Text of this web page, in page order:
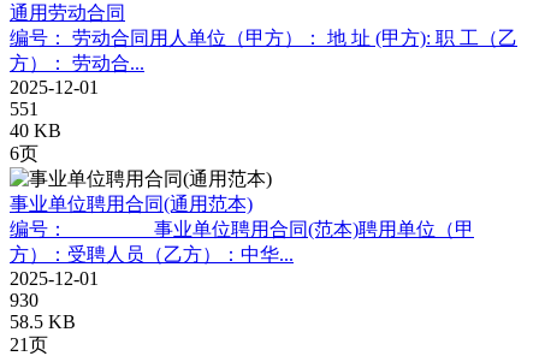
通用劳动合同
编号： 劳动合同用人单位（甲方）： 地 址 (甲方): 职 工（乙
方）： 劳动合...
2025-12-01
551
40 KB
6页
事业单位聘用合同(通用范本)
编号：_________事业单位聘用合同(范本)聘用单位（甲
方）：受聘人员（乙方）：中华...
2025-12-01
930
58.5 KB
21页